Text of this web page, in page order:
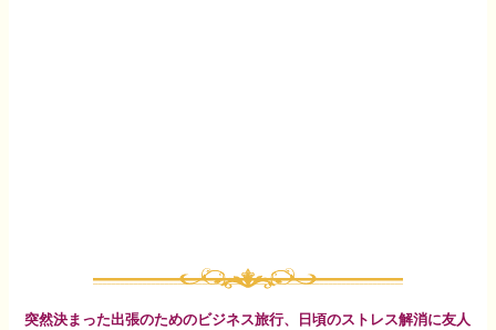
突然決まった出張のためのビジネス旅行、日頃のストレス解消に友人